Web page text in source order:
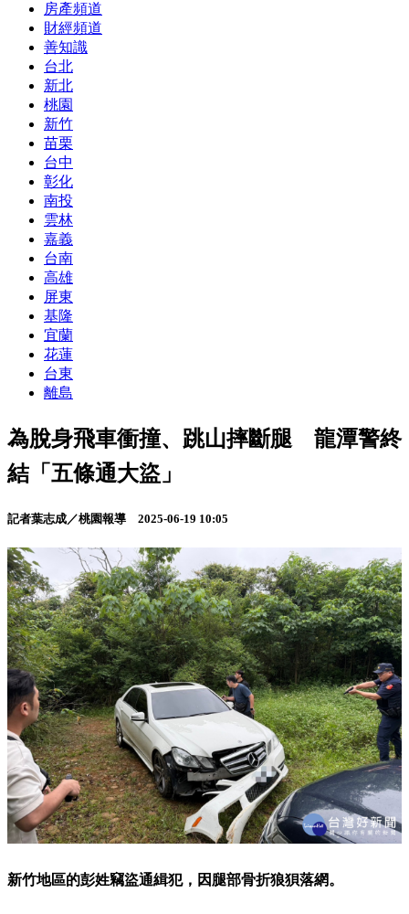
房產頻道
財經頻道
善知識
台北
新北
桃園
新竹
苗栗
台中
彰化
南投
雲林
嘉義
台南
高雄
屏東
基隆
宜蘭
花蓮
台東
離島
為脫身飛車衝撞、跳山摔斷腿 龍潭警終
結「五條通大盜」
記者葉志成／桃園報導 2025-06-19 10:05
新竹地區的彭姓竊盜通緝犯，因腿部骨折狼狽落網。